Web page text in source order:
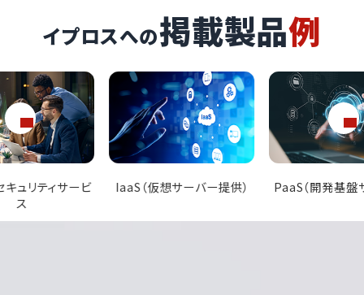
イプロスへの掲載製品例
サーバー提供） PaaS（開発基盤サービス） SaaS（業務ア